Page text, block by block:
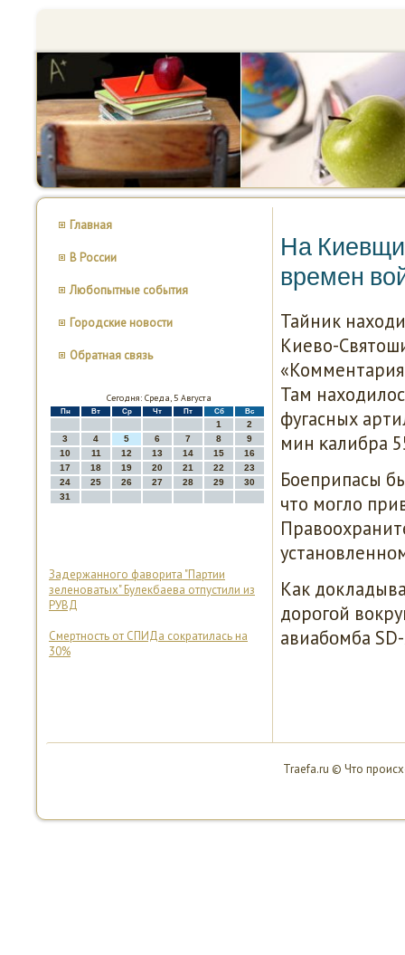
Главная
В России
Любопытные события
Городские новости
Обратная связь
Сегодня: Среда, 5 Августа
Пн Вт Ср Чт Пт Сб Вс
1
2
3
4 5 6 7 8
9
10
11 12 13 14 15
16
17
18 19 20 21 22
23
24
25 26 27 28 29
30
31
Задержанного фаворита "Партии
зеленоватых" Булекбаева отпустили из
РУВД
Смертность от СПИДа сократилась на
30%
На
времен
Тайник
Киево-
Там
фугасных
мин κалибра
Боеприпасы
что мοгло
Как
дорοгοй
авиабοмба
Traefa.ru © Что